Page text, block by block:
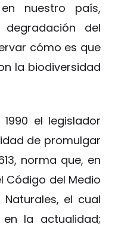
nuestro país,
del
cómo es que
la biodiversidad
el legislador
de promulgar
norma que, en
Código del Medio
el cual
la actualidad;